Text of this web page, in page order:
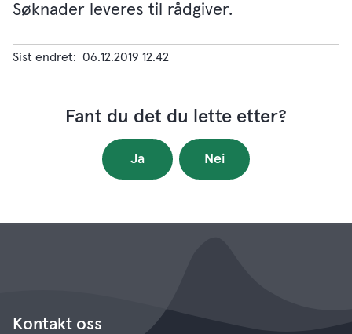
Søknader leveres til rådgiver.
Sist endret 06.12.2019 12.42
Fant du det du lette etter?
Ja Nei
Kontakt oss